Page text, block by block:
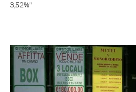
3,52%"